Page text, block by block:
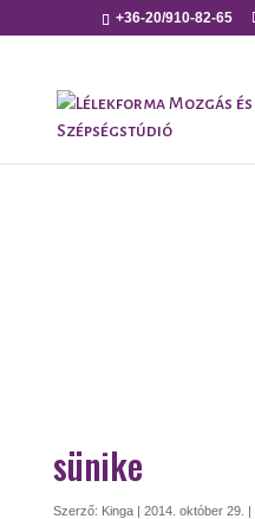
+36-20/910-82-65
sünike
Szerző: Kinga| 2014. október 29. |